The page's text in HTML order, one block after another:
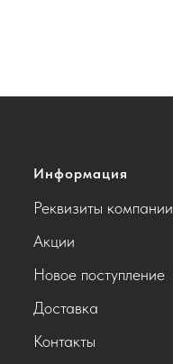
Информация
Реквизиты компании
Акции
Новое поступление
Доставка
Контакты